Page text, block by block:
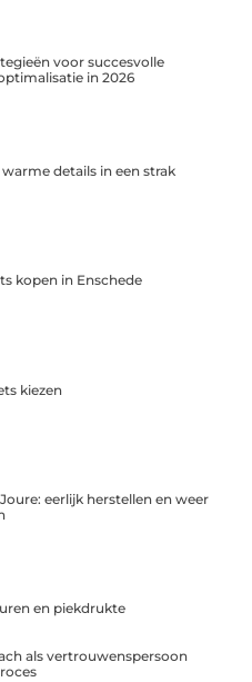
voor succesvolle
in 2026
details in een strak
kopen in Enschede
kiezen
eerlijk herstellen en weer
en piekdrukte
als vertrouwenspersoon